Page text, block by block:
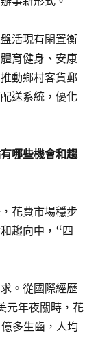
活現有閑置衡
育健身、安康
動鄉村客貨郵
送系統，優化
哪些機會和趨
花費市場穩步
趨向中，“四
。從國際經歷
元年夜關時，花
多生齒，人均